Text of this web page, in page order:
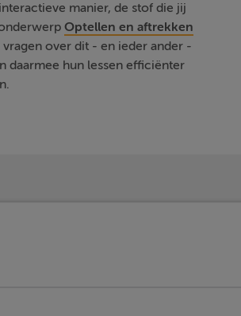
manier, de stof die jij
Optellen en aftrekken
over dit - en ieder ander -
daarmee hun lessen efficiënter